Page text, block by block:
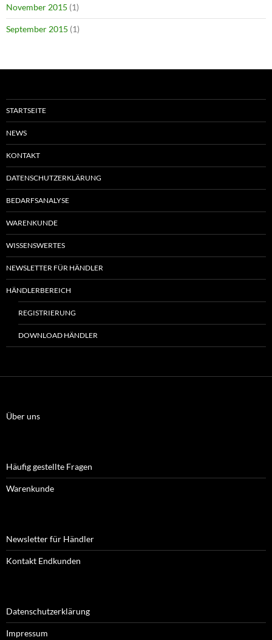
November 2015 (1)
September 2015 (1)
STARTSEITE
NEWS
KONTAKT
DATENSCHUTZERKLÄRUNG
BEDARFSANALYSE
WARENKUNDE
WISSENSWERTES
NEWSLETTER FÜR HÄNDLER
HÄNDLERBEREICH
REGISTRIERUNG
DOWNLOAD HÄNDLER
Über uns
Häufig gestellte Fragen
Warenkunde
Newsletter für Händler
Kontakt Endkunden
Datenschutzerklärung
Impressum